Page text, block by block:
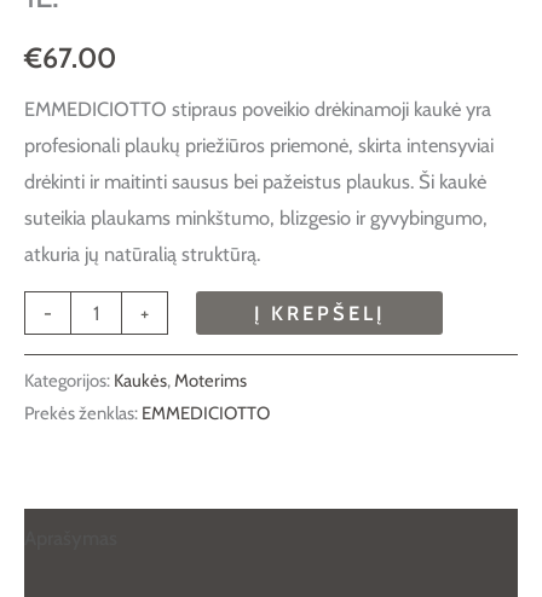
€67.00
EMMEDICIOTTO stipraus poveikio drėkinamoji kaukė yra
profesionali plaukų priežiūros priemonė, skirta intensyviai
drėkinti ir maitinti sausus bei pažeistus plaukus. Ši kaukė
suteikia plaukams minkštumo, blizgesio ir gyvybingumo,
atkuria jų natūralią struktūrą.
- + Į KREPŠELĮ
Kategorijos: Kaukės,Moterims
Prekės ženklas: EMMEDICIOTTO